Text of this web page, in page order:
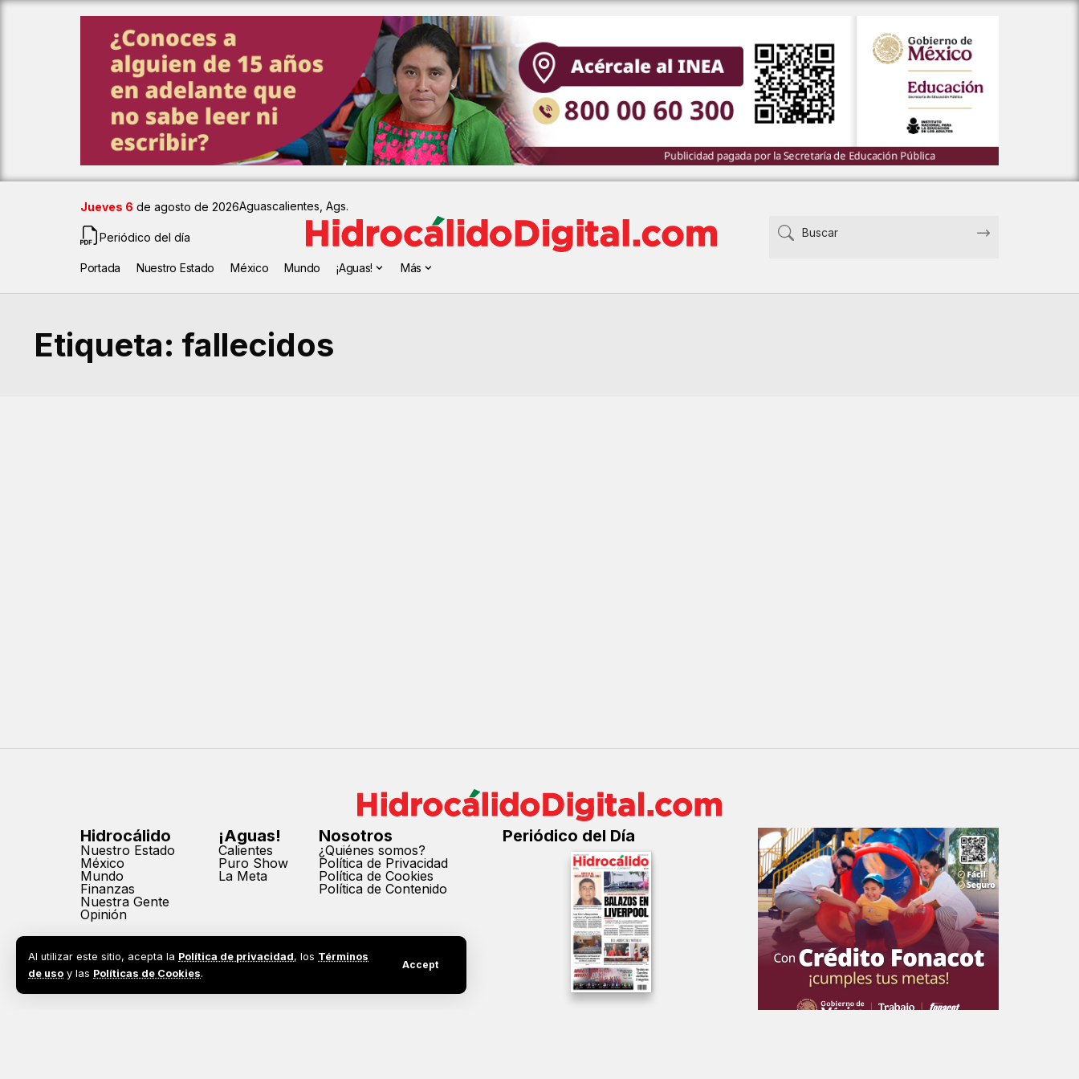
Al utilizar este sitio, acepta la Política de privacidad, los Términos
de uso y las Políticas de Cookies.
Accept
Jueves 6 de agosto de 2026Aguascalientes, Ags.
Periódico del día
Portada Nuestro Estado México Mundo ¡Aguas! Más
Etiqueta: fallecidos
Hidrocálido
Nuestro Estado
México
Mundo
Finanzas
Nuestra Gente
Opinión
¡Aguas!
Calientes
Puro Show
La Meta
Nosotros
¿Quiénes somos?
Política de Privacidad
Política de Cookies
Política de Contenido
Periódico del Día